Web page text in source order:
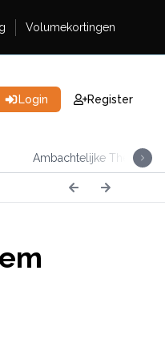
Volumekortingen
Login Register
Ambachtelijke Thee